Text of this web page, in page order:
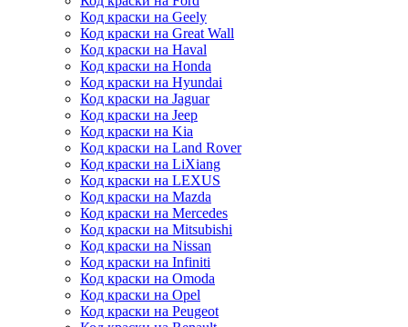
Код краски на Geely
Код краски на Great Wall
Код краски на Haval
Код краски на Honda
Код краски на Hyundai
Код краски на Jaguar
Код краски на Jeep
Код краски на Kia
Код краски на Land Rover
Код краски на LiXiang
Код краски на LEXUS
Код краски на Mazda
Код краски на Mercedes
Код краски на Mitsubishi
Код краски на Nissan
Код краски на Infiniti
Код краски на Omoda
Код краски на Opel
Код краски на Peugeot